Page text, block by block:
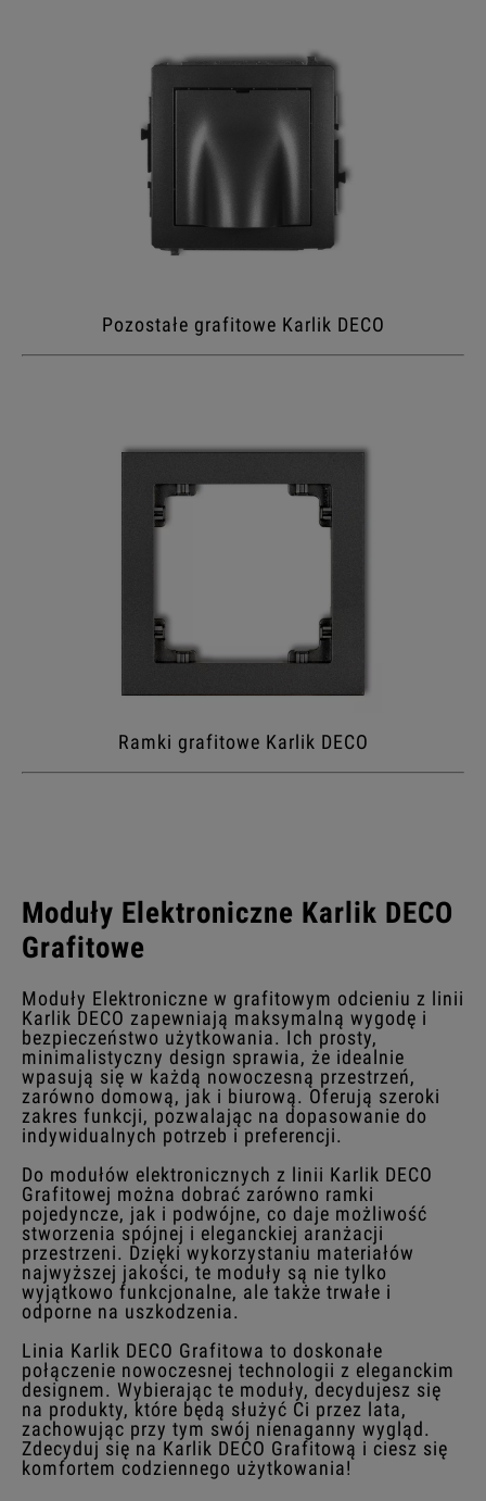
Pozostałe grafitowe Karlik DECO
Ramki grafitowe Karlik DECO
Moduły Elektroniczne Karlik DECO
Grafitowe
Moduły Elektroniczne w grafitowym odcieniu z linii
Karlik DECO zapewniają maksymalną wygodę i
bezpieczeństwo użytkowania. Ich prosty,
minimalistyczny design sprawia, że idealnie
wpasują się w każdą nowoczesną przestrzeń,
zarówno domową, jak i biurową. Oferują szeroki
zakres funkcji, pozwalając na dopasowanie do
indywidualnych potrzeb i preferencji.
Do modułów elektronicznych z linii Karlik DECO
Grafitowej można dobrać zarówno ramki
pojedyncze, jak i podwójne, co daje możliwość
stworzenia spójnej i eleganckiej aranżacji
przestrzeni. Dzięki wykorzystaniu materiałów
najwyższej jakości, te moduły są nie tylko
wyjątkowo funkcjonalne, ale także trwałe i
odporne na uszkodzenia.
Linia Karlik DECO Grafitowa to doskonałe
połączenie nowoczesnej technologii z eleganckim
designem. Wybierając te moduły, decydujesz się
na produkty, które będą służyć Ci przez lata,
zachowując przy tym swój nienaganny wygląd.
Zdecyduj się na Karlik DECO Grafitową i ciesz się
komfortem codziennego użytkowania!